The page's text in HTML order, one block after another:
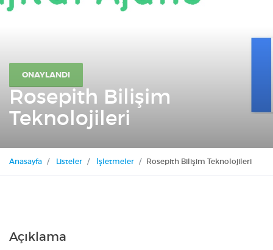
Rosepith Bilişim
Teknolojileri
ONAYLANDI
Anasayfa Listeler İşletmeler Rosepith Bilişim Teknolojileri
Açıklama